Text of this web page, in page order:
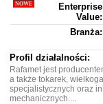
Enterprise
Value:
Branża:
Profil działalności:
Rafamet jest
a także tokarek,
specjalistycznych oraz
mechanicznych....